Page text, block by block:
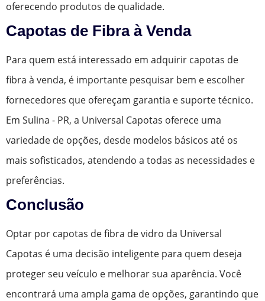
oferecendo produtos de qualidade.
Capotas de Fibra à Venda
Para quem está interessado em adquirir capotas de
fibra à venda, é importante pesquisar bem e escolher
fornecedores que ofereçam garantia e suporte técnico.
Em Sulina - PR, a Universal Capotas oferece uma
variedade de opções, desde modelos básicos até os
mais sofisticados, atendendo a todas as necessidades e
preferências.
Conclusão
Optar por capotas de fibra de vidro da Universal
Capotas é uma decisão inteligente para quem deseja
proteger seu veículo e melhorar sua aparência. Você
encontrará uma ampla gama de opções, garantindo que